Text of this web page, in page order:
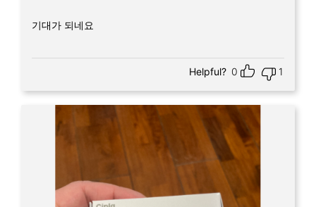
기대가 되네요
Helpful? 0 1